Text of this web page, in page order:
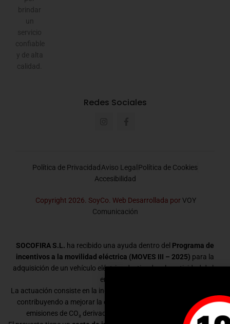
brindar
un
servicio
confiable
y de alta
calidad.
Redes Sociales
Política de PrivacidadAviso Legal Política de Cookies
Accesibilidad
Copyright 2026. SoyCo. Web Desarrollada porVOY
Comunicación
SOCOFIRA S.L. ha recibido una ayuda dentro del Programa de
incentivos a la movilidad eléctrica (MOVES III – 2025) para la
adquisición de un vehículo eléctrico destinado a la actividad de la
empresa.
La actuación consiste en la incorporación de un vehículo eléctrico,
contribuyendo a mejorar la eficiencia energética y a reducir las
emisiones de CO₂ derivadas de la movilidad empresarial.